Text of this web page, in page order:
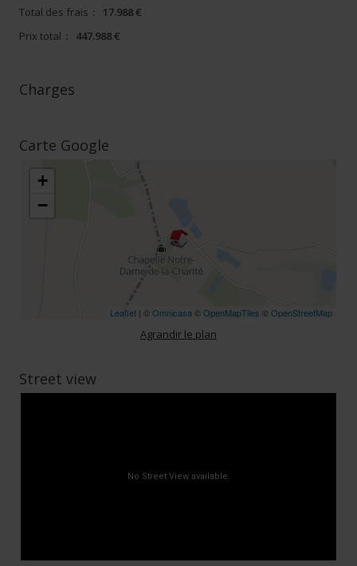
Total des frais :
17.988 €
Prix total : 447.988 €
Charges
Carte Google
+
−
Leaflet| ©Omnicasa ©OpenMapTiles ©OpenStreetMap
Agrandir le plan
Street view